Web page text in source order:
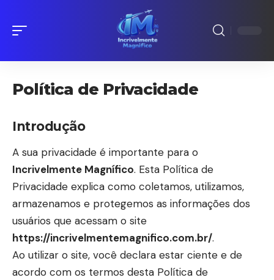
Política de Privacidade
Introdução
A sua privacidade é importante para o
Incrivelmente Magnífico. Esta Política de
Privacidade explica como coletamos, utilizamos,
armazenamos e protegemos as informações dos
usuários que acessam o site
https://incrivelmentemagnifico.com.br/.
Ao utilizar o site, você declara estar ciente e de
acordo com os termos desta Política de